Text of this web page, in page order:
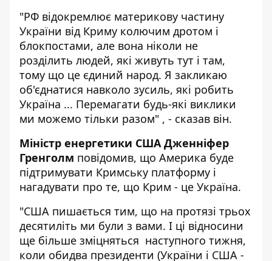
"РФ відокремлює материкову частину
України від Криму колючим дротом і
блокпостами, але вона ніколи не
розділить людей, які живуть тут і там,
тому що це єдиний народ. Я закликаю
об'єднатися навколо зусиль, які робить
Україна ... Перемагати будь-які виклики
ми можемо тільки разом" , - сказав він.
Міністр енергетики США Дженніфер
Гренголм повідомив, що Америка буде
підтримувати Кримську платформу і
нагадувати про те, що Крим - це Україна.
"США пишається тим, що на протязі трьох
десятиліть ми були з вами. І ці відносини
ще більше зміцняться наступного тижня,
коли обидва президенти (України і США -